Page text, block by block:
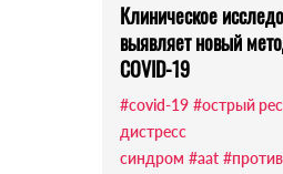
Клиническое
выявляет новый
COVID-19
#covid-19 #острый
дистресс
синдром #aat